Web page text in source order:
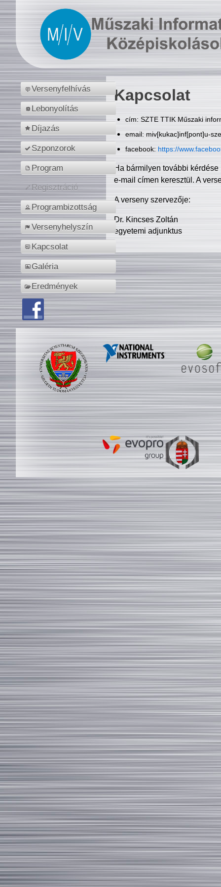
Versenyfelhívás
Lebonyolítás
Díjazás
Szponzorok
Program
Regisztráció
Programbizottság
Versenyhelyszín
Kapcsolat
Galéria
Eredmények
Kapcsolat
cím: SZTE TTIK Műszaki
email: miv[kukac]inf[pont]u-
facebook: https://
Ha bármilyen további
e-mail címen keresztül. A
A verseny szervezője:
Dr. Kincses Zoltán
egyetemi adjunktus